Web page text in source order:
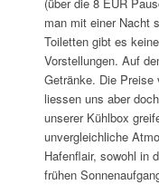
man mit einer Nacht
Toiletten gibt es
Vorstellungen. Auf
Getränke. Die
liessen uns aber
unserer Kühlbox
unvergleichliche
Hafenflair, sowohl in
frühen